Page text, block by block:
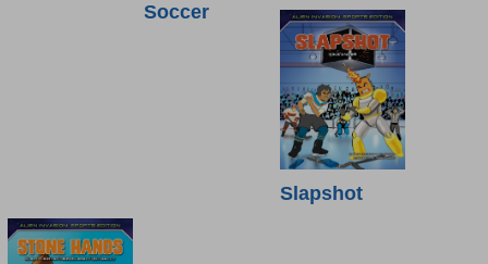
Soccer
Slapshot